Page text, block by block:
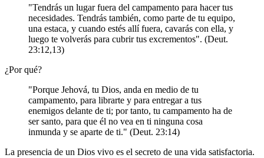
"Tendrás un lugar fuera del campamento para hacer tus
necesidades. Tendrás también, como parte de tu equipo,
una estaca, y cuando estés allí fuera, cavarás con ella, y
luego te volverás para cubrir tus excrementos". (Deut.
23:12,13)
¿Por qué?
"Porque Jehová, tu Dios, anda en medio de tu
campamento, para librarte y para entregar a tus
enemigos delante de ti; por tanto, tu campamento ha de
ser santo, para que él no vea en ti ninguna cosa
inmunda y se aparte de ti." (Deut. 23:14)
La presencia de un Dios vivo es el secreto de una vida satisfactoria.